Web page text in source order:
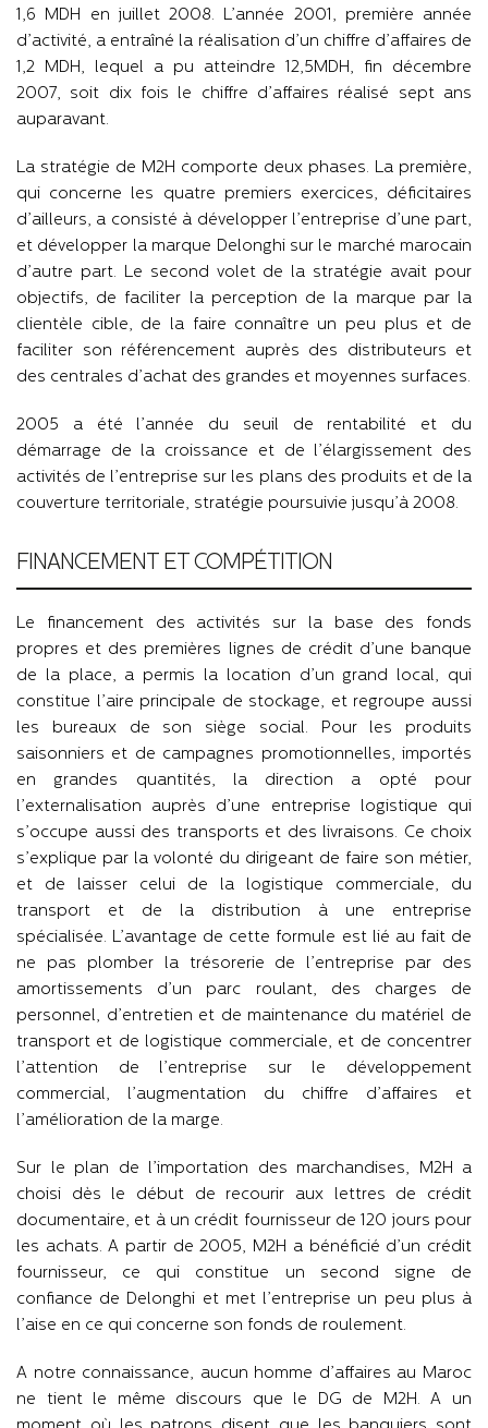
1,6 MDH en juillet 2008. L’année 2001, première année
d’activité, a entraîné la réalisation d’un chiffre d’affaires de
1,2 MDH, lequel a pu atteindre 12,5MDH, fin décembre
2007, soit dix fois le chiffre d’affaires réalisé sept ans
auparavant.
La stratégie de M2H comporte deux phases. La première,
qui concerne les quatre premiers exercices, déficitaires
d’ailleurs, a consisté à développer l’entreprise d’une part,
et développer la marque Delonghi sur le marché marocain
d’autre part. Le second volet de la stratégie avait pour
objectifs, de faciliter la perception de la marque par la
clientèle cible, de la faire connaître un peu plus et de
faciliter son référencement auprès des distributeurs et
des centrales d’achat des grandes et moyennes surfaces.
2005 a été l’année du seuil de rentabilité et du
démarrage de la croissance et de l’élargissement des
activités de l’entreprise sur les plans des produits et de la
couverture territoriale, stratégie poursuivie jusqu’à 2008.
FINANCEMENT ET COMPÉTITION
Le financement des activités sur la base des fonds
propres et des premières lignes de crédit d’une banque
de la place, a permis la location d’un grand local, qui
constitue l’aire principale de stockage, et regroupe aussi
les bureaux de son siège social. Pour les produits
saisonniers et de campagnes promotionnelles, importés
en grandes quantités, la direction a opté pour
l’externalisation auprès d’une entreprise logistique qui
s’occupe aussi des transports et des livraisons. Ce choix
s’explique par la volonté du dirigeant de faire son métier,
et de laisser celui de la logistique commerciale, du
transport et de la distribution à une entreprise
spécialisée. L’avantage de cette formule est lié au fait de
ne pas plomber la trésorerie de l’entreprise par des
amortissements d’un parc roulant, des charges de
personnel, d’entretien et de maintenance du matériel de
transport et de logistique commerciale, et de concentrer
l’attention de l’entreprise sur le développement
commercial, l’augmentation du chiffre d’affaires et
l’amélioration de la marge.
Sur le plan de l’importation des marchandises, M2H a
choisi dès le début de recourir aux lettres de crédit
documentaire, et à un crédit fournisseur de 120 jours pour
les achats. A partir de 2005, M2H a bénéficié d’un crédit
fournisseur, ce qui constitue un second signe de
confiance de Delonghi et met l’entreprise un peu plus à
l’aise en ce qui concerne son fonds de roulement.
A notre connaissance, aucun homme d’affaires au Maroc
ne tient le même discours que le DG de M2H. A un